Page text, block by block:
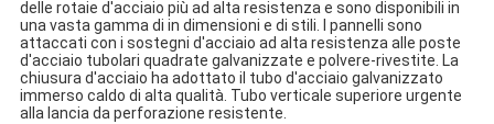
delle rotaie d'acciaio più ad alta resistenza e sono disponibili in
una vasta gamma di in dimensioni e di stili. I pannelli sono
attaccati con i sostegni d'acciaio ad alta resistenza alle poste
d'acciaio tubolari quadrate galvanizzate e polvere-rivestite. La
chiusura d'acciaio ha adottato il tubo d'acciaio galvanizzato
immerso caldo di alta qualità. Tubo verticale superiore urgente
alla lancia da perforazione resistente.